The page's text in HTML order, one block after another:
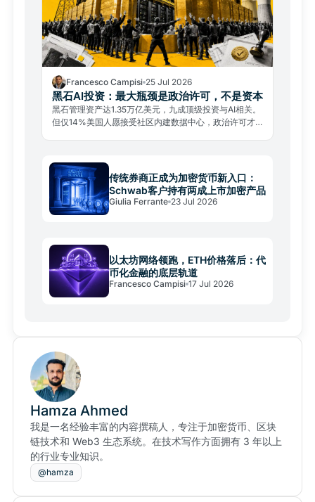
Francesco Campisi 25 Jul 2026
黑石AI投资：最大瓶颈是政治许可，不是资本
黑石管理资产达1.35万亿美元，九成顶级投资与AI相关。
但仅14%美国人愿接受社区内建数据中心，政治许可才
传统券商正成为加密货币新入口：
Schwab客户持有两成上市加密产品
Giulia Ferrante 23 Jul 2026
以太坊网络领跑，ETH价格落后：代
币化金融的底层轨道
Francesco Campisi 17 Jul 2026
Hamza Ahmed
我是一名经验丰富的内容撰稿人，专注于加密货币、区块
链技术和 Web3 生态系统。在技术写作方面拥有 3 年以上
的行业专业知识。
@hamza